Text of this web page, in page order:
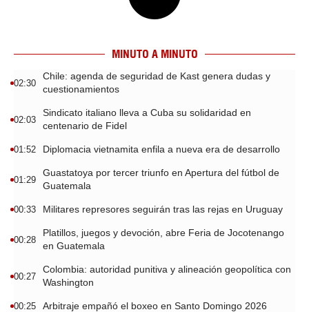
MINUTO A MINUTO
02:30
Chile: agenda de seguridad de Kast genera dudas y
cuestionamientos
02:03
Sindicato italiano lleva a Cuba su solidaridad en
centenario de Fidel
01:52 Diplomacia vietnamita enfila a nueva era de desarrollo
01:29
Guastatoya por tercer triunfo en Apertura del fútbol de
Guatemala
00:33 Militares represores seguirán tras las rejas en Uruguay
00:28
Platillos, juegos y devoción, abre Feria de Jocotenango
en Guatemala
00:27
Colombia: autoridad punitiva y alineación geopolítica con
Washington
00:25 Arbitraje empañó el boxeo en Santo Domingo 2026